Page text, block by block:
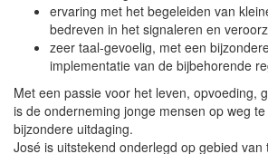
ervaring met het begeleiden van
bedreven in het signaleren en
zeer taal-gevoelig, met een
implementatie van de bijbehorende
Met een passie voor het leven, opvoeding,
is de onderneming jonge mensen op weg
bijzondere uitdaging.
José is uitstekend onderlegd op gebied